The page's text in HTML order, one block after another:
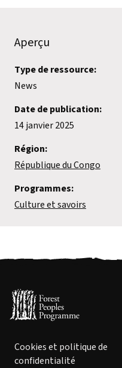
Aperçu
Type de ressource:
News
Date de publication:
14 janvier 2025
Région:
République du Congo
Programmes:
Culture et savoirs
Cookies et politique de
confidentialité